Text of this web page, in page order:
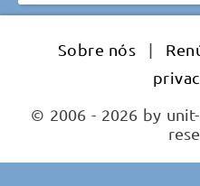
Sobre nós |
© 2006 - 2026 by